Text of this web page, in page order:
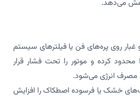
می‌دهد.
غبار روی پره‌های فن یا فیلترهای سیستم
محدود کرده و موتور را تحت فشار قرار
مصرف انرژی می‌شود.
خشک یا فرسوده اصطکاک را افزایش